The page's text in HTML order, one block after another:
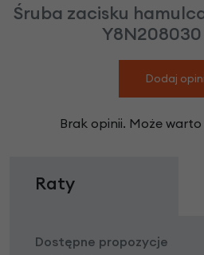
Śruba zacisku
Dodaj
Brak opinii. Może
Raty
Dostępne propozycje